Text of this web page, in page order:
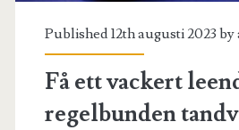
Published 12th augusti 2023 by
Få ett vackert
regelbunden